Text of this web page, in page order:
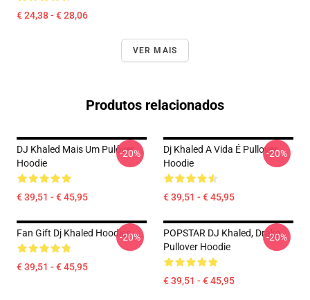
€ 24,38 - € 28,06
VER MAIS
Produtos relacionados
DJ Khaled Mais Um Pulôver
Hoodie
€ 39,51 - € 45,95
-20%
Dj Khaled A Vida É Pullover
Hoodie
€ 39,51 - € 45,95
-20%
Fan Gift Dj Khaled Hoodies
€ 39,51 - € 45,95
-20%
POPSTAR DJ Khaled, Drake
Pullover Hoodie
€ 39,51 - € 45,95
-20%